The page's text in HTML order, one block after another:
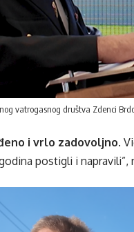
vatrogasnog društva Zdenci
i vrlo zadovoljno.
postigli i napravili”,